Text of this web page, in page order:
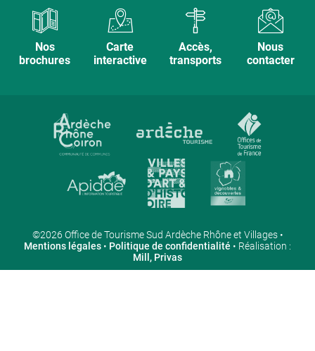
Nos
brochures
Carte
interactive
Accès,
transports
Nous
contacter
©2026 Office de Tourisme Sud Ardèche Rhône et Villages •
Mentions légales • Politique de confidentialité • Réalisation :
Mill, Privas